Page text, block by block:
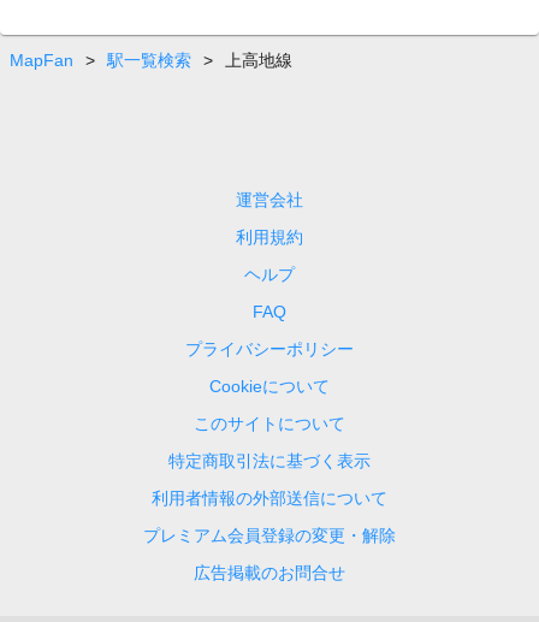
MapFan > 駅一覧検索 > 上高地線
運営会社
利用規約
ヘルプ
FAQ
プライバシーポリシー
Cookieについて
このサイトについて
特定商取引法に基づく表示
利用者情報の外部送信について
プレミアム会員登録の変更・解除
広告掲載のお問合せ